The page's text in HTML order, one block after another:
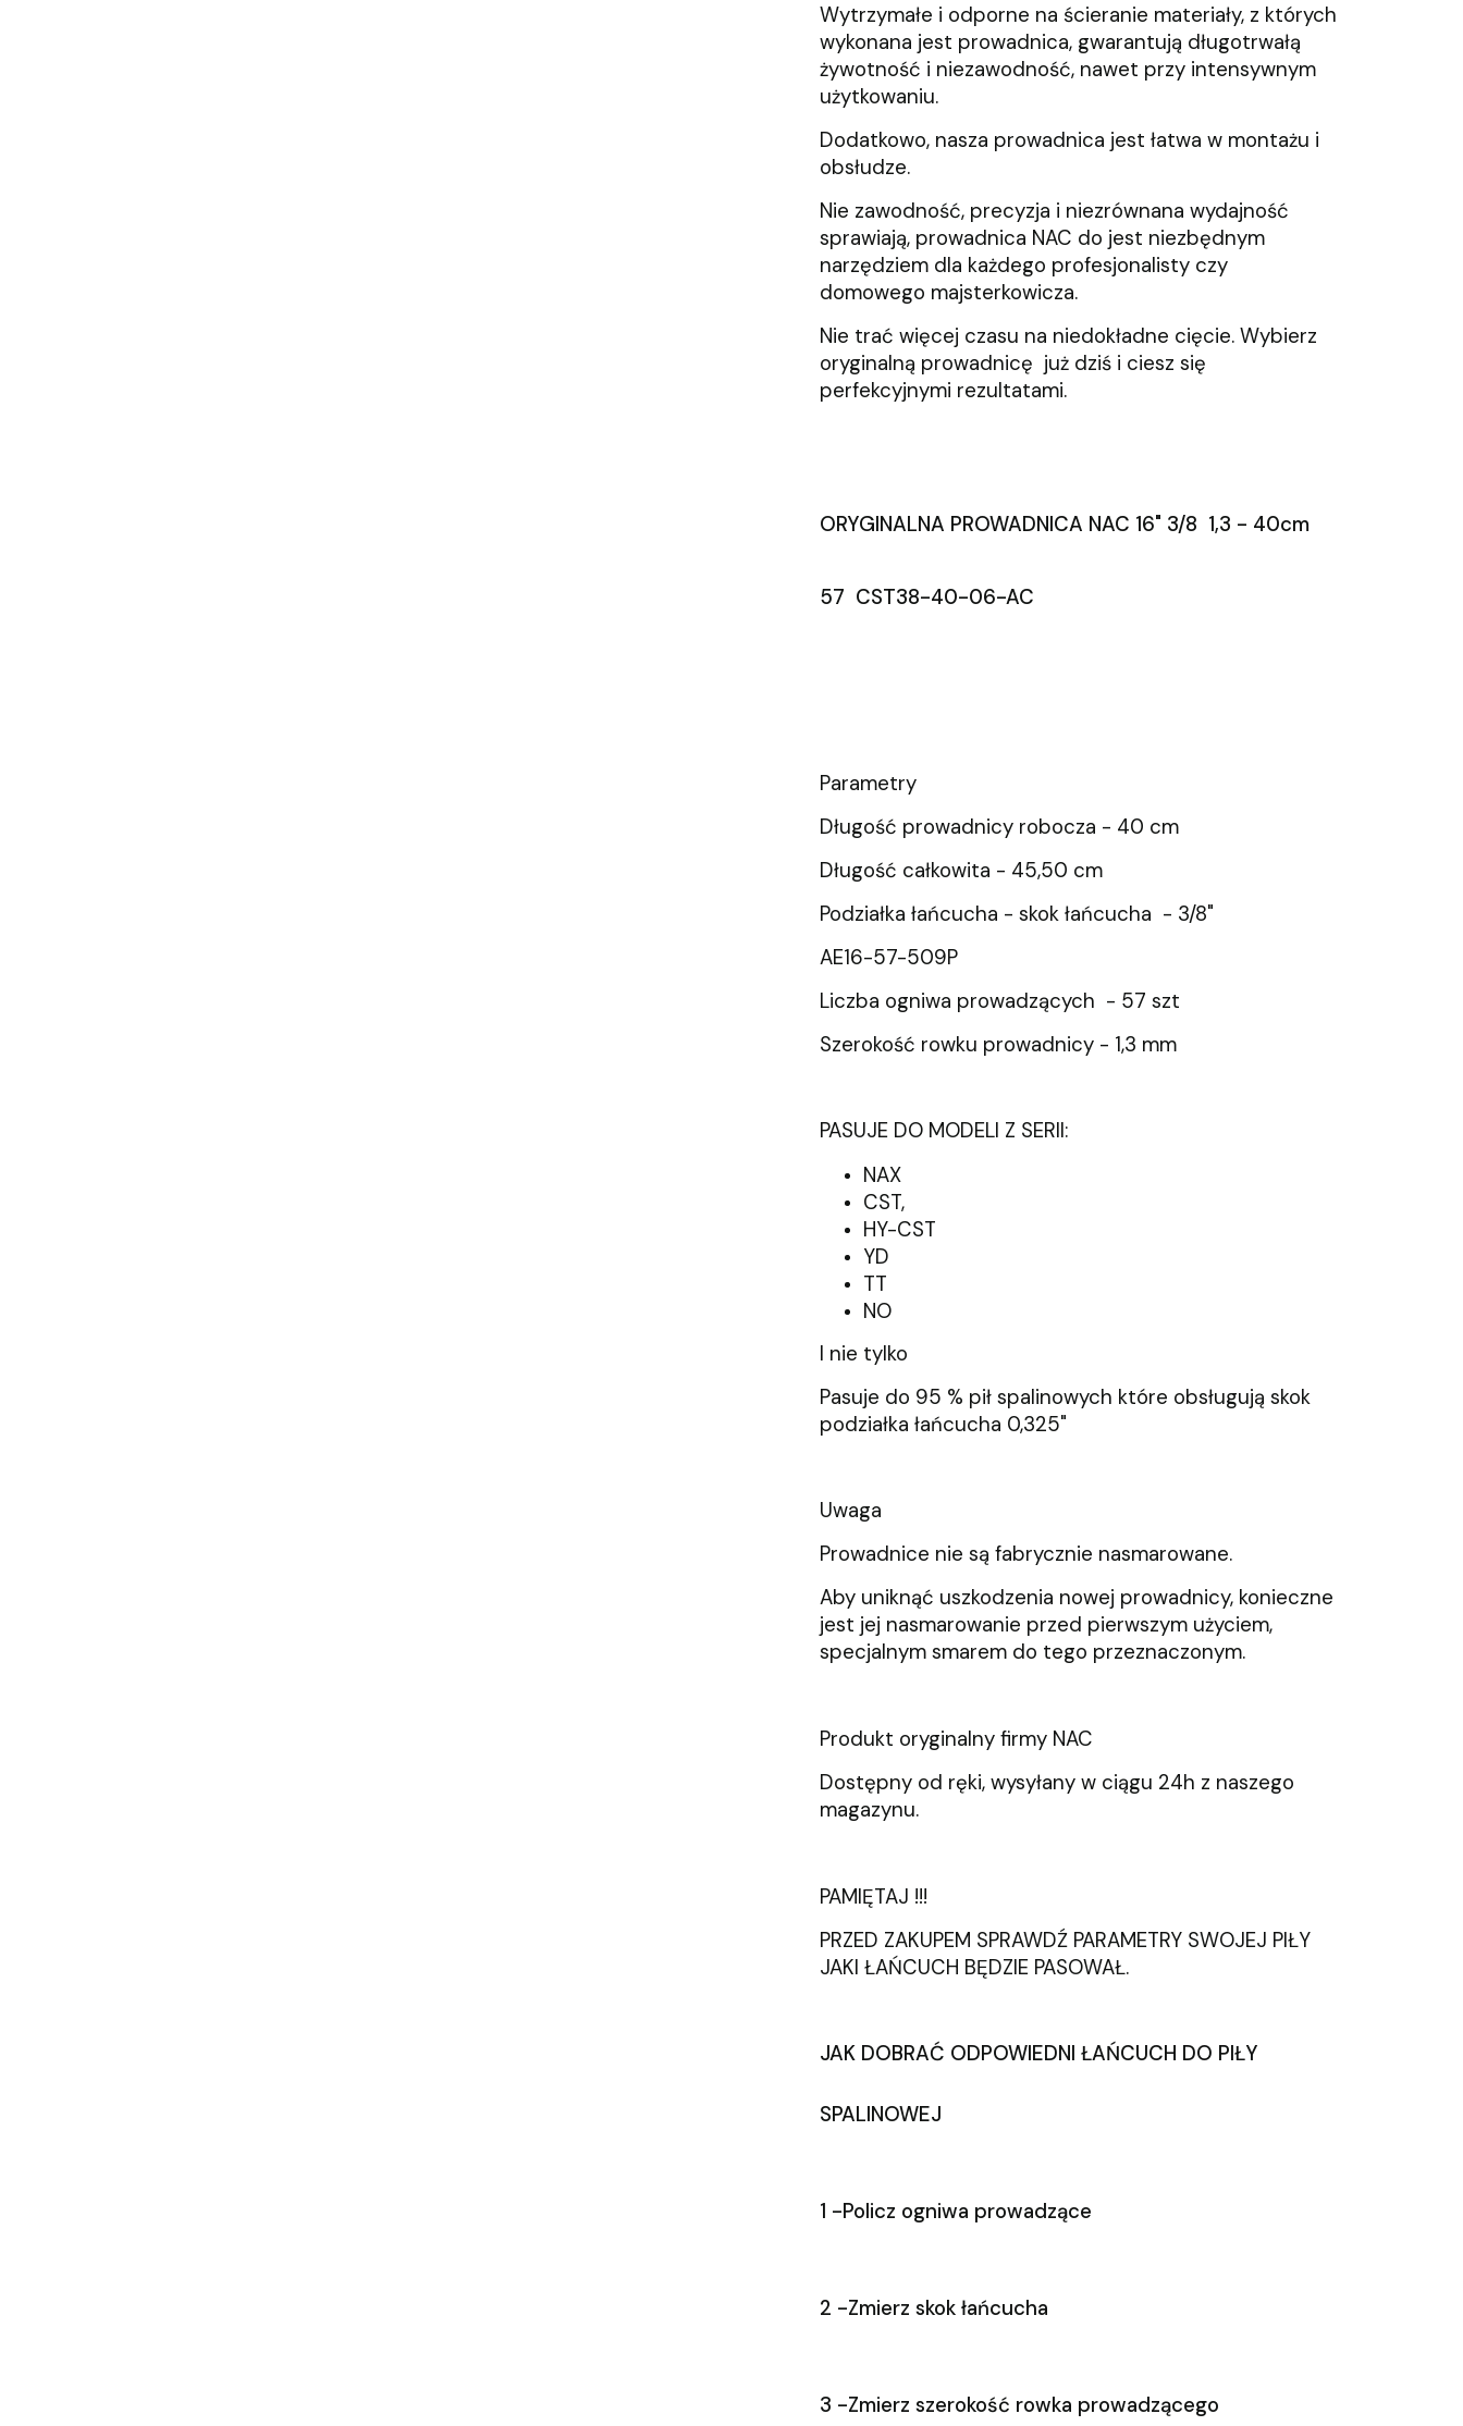
Wytrzymałe i odporne na ścieranie materiały, z których
wykonana jest prowadnica, gwarantują długotrwałą
żywotność i niezawodność, nawet przy intensywnym
użytkowaniu.
Dodatkowo, nasza prowadnica jest łatwa w montażu i
obsłudze.
Nie zawodność, precyzja i niezrównana wydajność
sprawiają, prowadnica NAC do jest niezbędnym
narzędziem dla każdego profesjonalisty czy
domowego majsterkowicza.
Nie trać więcej czasu na niedokładne cięcie. Wybierz
oryginalną prowadnicę już dziś i ciesz się
perfekcyjnymi rezultatami.
ORYGINALNA PROWADNICA NAC 16" 3/8 1,3 - 40cm
57 CST38-40-06-AC
Parametry
Długość prowadnicy robocza - 40 cm
Długość całkowita - 45,50 cm
Podziałka łańcucha - skok łańcucha - 3/8"
AE16-57-509P
Liczba ogniwa prowadzących - 57 szt
Szerokość rowku prowadnicy - 1,3 mm
PASUJE DO MODELI Z SERII:
NAX
CST,
HY-CST
YD
TT
NO
I nie tylko
Pasuje do 95 % pił spalinowych które obsługują skok
podziałka łańcucha 0,325"
Uwaga
Prowadnice nie są fabrycznie nasmarowane.
Aby uniknąć uszkodzenia nowej prowadnicy, konieczne
jest jej nasmarowanie przed pierwszym użyciem,
specjalnym smarem do tego przeznaczonym.
Produkt oryginalny firmy NAC
Dostępny od ręki, wysyłany w ciągu 24h z naszego
magazynu.
PAMIĘTAJ !!!
PRZED ZAKUPEM SPRAWDŹ PARAMETRY SWOJEJ PIŁY
JAKI ŁAŃCUCH BĘDZIE PASOWAŁ.
JAK DOBRAĆ ODPOWIEDNI ŁAŃCUCH DO PIŁY
SPALINOWEJ
1 -Policz ogniwa prowadzące
2 -Zmierz skok łańcucha
3 -Zmierz szerokość rowka prowadzącego